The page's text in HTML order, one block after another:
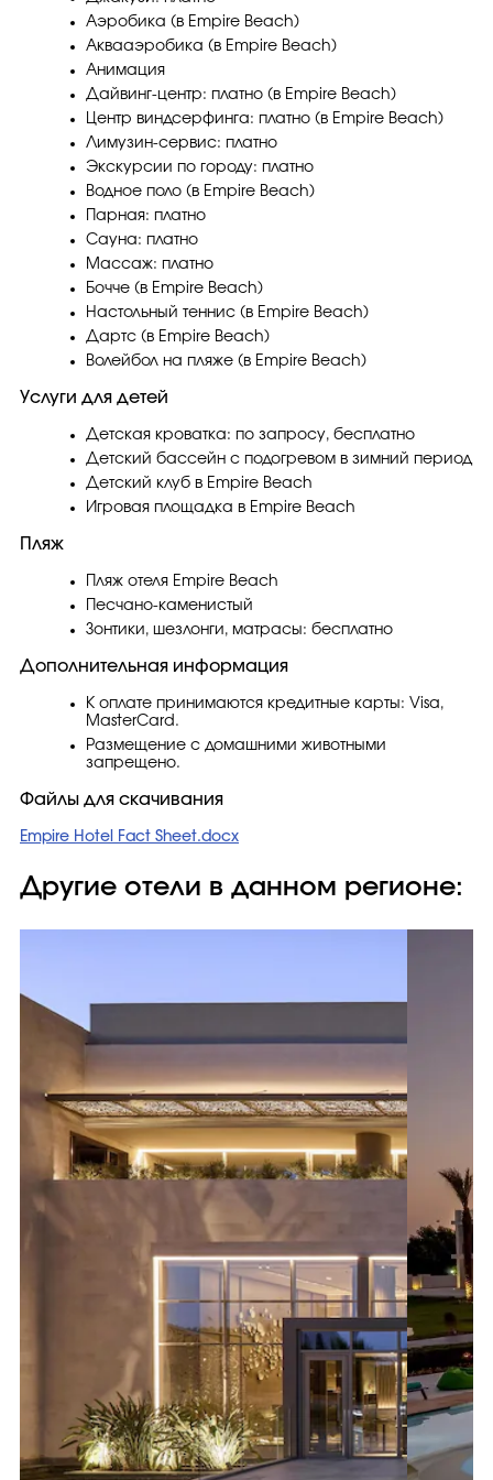
Аэробика (в Empire Beach)
Аквааэробика (в Empire Beach)
Анимация
Дайвинг-центр: платно (в Empire Beach)
Центр виндсерфинга: платно (в Empire Beach)
Лимузин-сервис: платно
Экскурсии по городу: платно
Водное поло (в Empire Beach)
Парная: платно
Сауна: платно
Массаж: платно
Бочче (в Empire Beach)
Настольный теннис (в Empire Beach)
Дартс (в Empire Beach)
Волейбол на пляже (в Empire Beach)
Услуги для детей
Детская кроватка: по запросу, бесплатно
Детский бассейн с подогревом в зимний период
Детский клуб в Empire Beach
Игровая площадка в Empire Beach
Пляж
Пляж отеля Empire Beach
Песчано-каменистый
Зонтики, шезлонги, матрасы: бесплатно
Дополнительная информация
К оплате принимаются кредитные карты: Visa,
MasterCard.
Размещение с домашними животными
запрещено.
Файлы для скачивания
Empire Hotel Fact Sheet.docx
Другие отели в данном регионе: